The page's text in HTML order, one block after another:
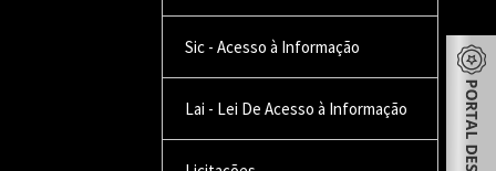
Sic - Acesso à Informação
Lai - Lei De Acesso à Informação